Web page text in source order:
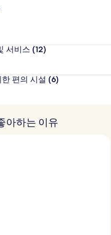
서비스 (12)
편의 시설 (6)
아하는 이유